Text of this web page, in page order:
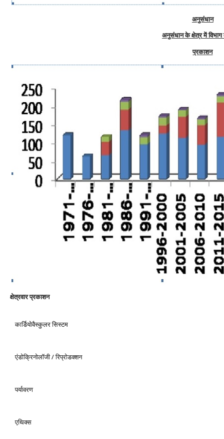
अनुसंधान
अनुसंधान के क्षेत्र में विभाग
प्रकाशन
क्षेत्रवार प्रकाशन
कार्डियोवैस्कुलर सिस्टम
एंडोक्रिनोलॉजी / रिप्रोडक्शन
पर्यावरण
एथिक्स